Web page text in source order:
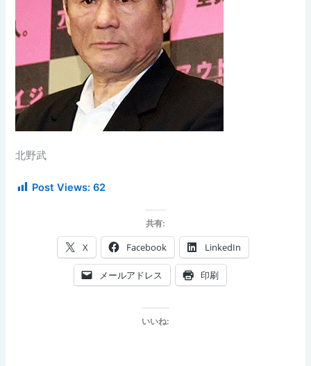
北野武
Post Views: 62
共有:
X Facebook LinkedIn
メールアドレス 印刷
いいね: